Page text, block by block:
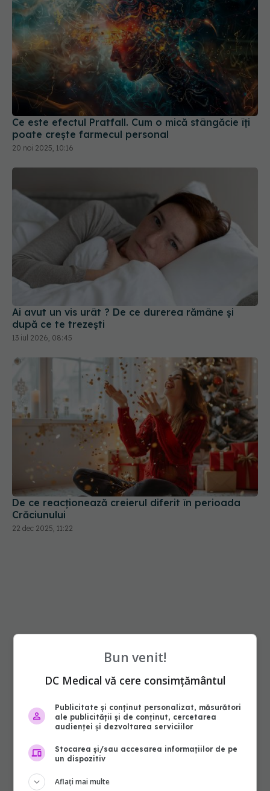
Ce este efectul Pratfall. Cum o mică stângăcie îți
poate crește farmecul personal
20 noi 2025, 10:16
Ai avut un vis urât ? De ce durerea rămâne și
13 iul 2026, 08:45
De ce reacționează creierul diferit în perioada
Crăciunului
22 dec 2025, 11:22
Bun venit!
DC Medical vă cere consimțământul
Publicitate și conținut personalizat, măsurători
ale publicității și de conținut, cercetarea
audienței și dezvoltarea serviciilor
Stocarea și/sau accesarea informațiilor de pe
un dispozitiv
Aflați mai multe